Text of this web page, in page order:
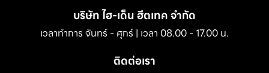
บริษัท ไฮ-เด็น ฮีตเทค จำกัด
เวลาทำการ จันทร์ - ศุกร์ | เวลา 08.00 - 17.00 น.
ติดต่อเรา